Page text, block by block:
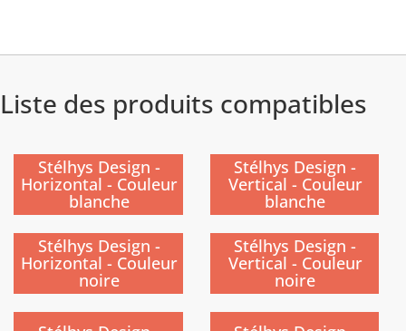
Liste des produits compatibles
Stélhys Design -
Horizontal - Couleur
blanche
Stélhys Design -
Vertical - Couleur
blanche
Stélhys Design -
Horizontal - Couleur
noire
Stélhys Design -
Vertical - Couleur
noire